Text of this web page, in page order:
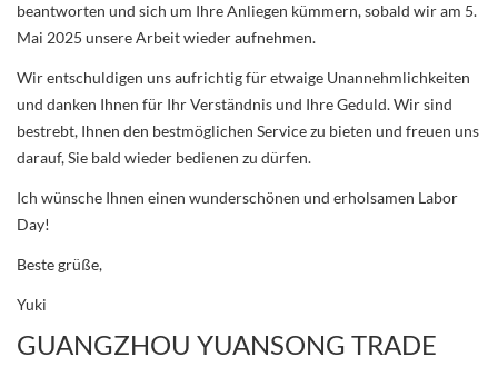
beantworten und sich um Ihre Anliegen kümmern, sobald wir am 5.
Mai 2025 unsere Arbeit wieder aufnehmen.
Wir entschuldigen uns aufrichtig für etwaige Unannehmlichkeiten
und danken Ihnen für Ihr Verständnis und Ihre Geduld. Wir sind
bestrebt, Ihnen den bestmöglichen Service zu bieten und freuen uns
darauf, Sie bald wieder bedienen zu dürfen.
Ich wünsche Ihnen einen wunderschönen und erholsamen Labor
Day!
Beste grüße,
Yuki
GUANGZHOU YUANSONG TRADE